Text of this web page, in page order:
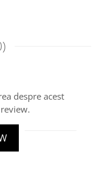
despre acest